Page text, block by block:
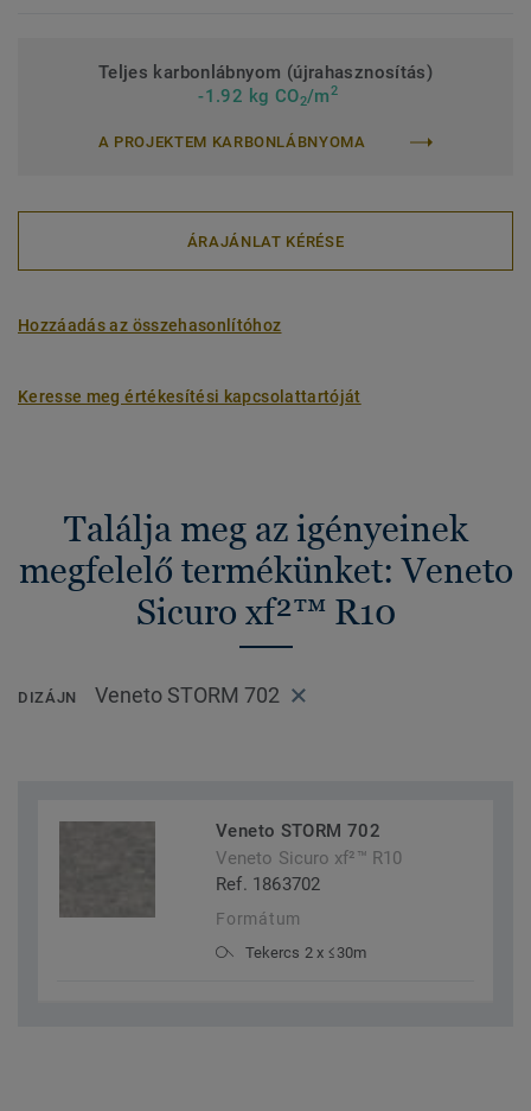
Teljes karbonlábnyom (újrahasznosítás)
-1.92 kg CO2/m2
A PROJEKTEM KARBONLÁBNYOMA
ÁRAJÁNLAT KÉRÉSE
Hozzáadás az összehasonlítóhoz
Keresse meg értékesítési kapcsolattartóját
Találja meg az igényeinek
megfelelő termékünket: Veneto
Sicuro xf²™ R10
DIZÁJN Veneto STORM 702
Veneto STORM 702
Veneto Sicuro xf²™ R10
Ref. 1863702
Formátum
Tekercs 2 x ≤30m